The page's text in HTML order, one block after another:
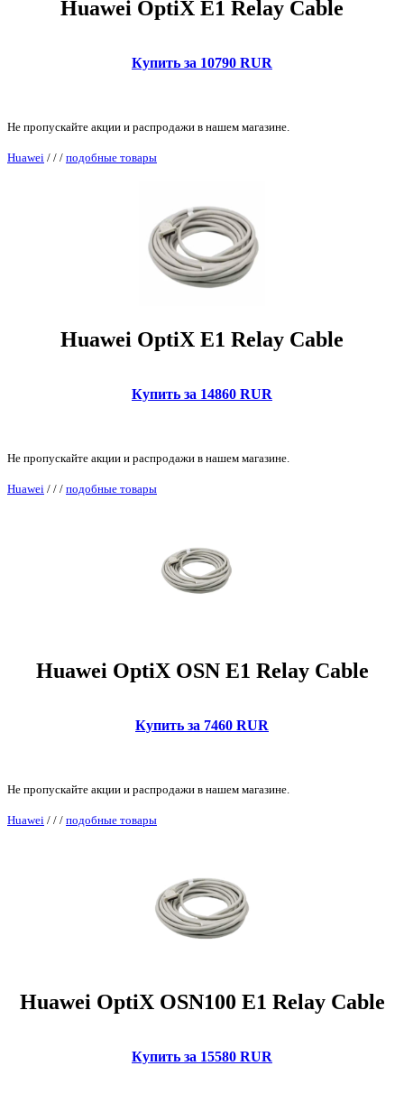
Huawei OptiX E1 Relay Cable
Купить за 10790 RUR
Не пропускайте акции и распродажи в нашем магазине.
Huawei / / / подобные товары
Huawei OptiX E1 Relay Cable
Купить за 14860 RUR
Не пропускайте акции и распродажи в нашем магазине.
Huawei / / / подобные товары
Huawei OptiX OSN E1 Relay Cable
Купить за 7460 RUR
Не пропускайте акции и распродажи в нашем магазине.
Huawei / / / подобные товары
Huawei OptiX OSN100 E1 Relay Cable
Купить за 15580 RUR